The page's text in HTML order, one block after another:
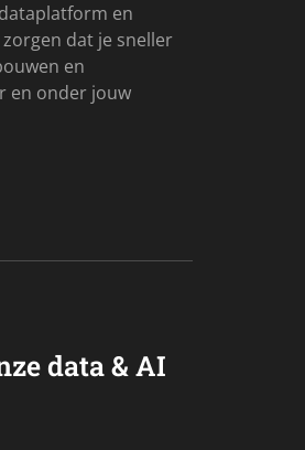
en
dat je sneller
en
en onder jouw
data & AI